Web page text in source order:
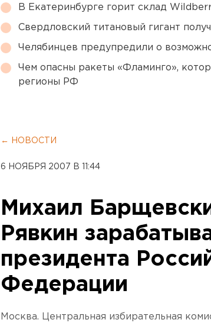
В Екатеринбурге горит склад
Свердловский титановый гигант
Челябинцев предупредили о
Чем опасны ракеты «Фламинго»,
регионы РФ
← НОВОСТИ
6 НОЯБРЯ 2007 В 11:44
Михаил
Рявкин
президента
Федерации
Москва. Центральная избирательная